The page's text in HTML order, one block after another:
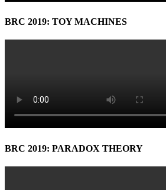
BRC 2019: TOY MACHINES
BRC 2019: PARADOX THEORY